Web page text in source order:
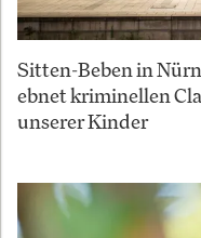
Sitten-Beben in
ebnet kriminellen
unserer Kinder